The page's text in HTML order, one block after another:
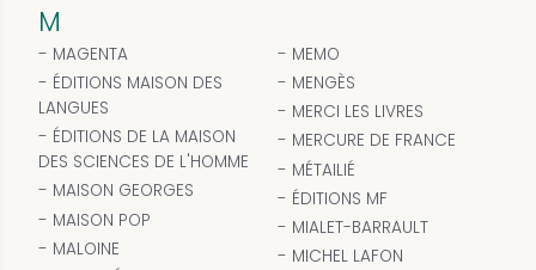
M
MAGENTA
ÉDITIONS MAISON DES
LANGUES
ÉDITIONS DE LA MAISON
DES SCIENCES DE L'HOMME
MAISON GEORGES
MAISON POP
MALOINE
MEMO
MENGÈS
MERCI LES LIVRES
MERCURE DE FRANCE
MÉTAILIÉ
ÉDITIONS MF
MIALET-BARRAULT
MICHEL LAFON